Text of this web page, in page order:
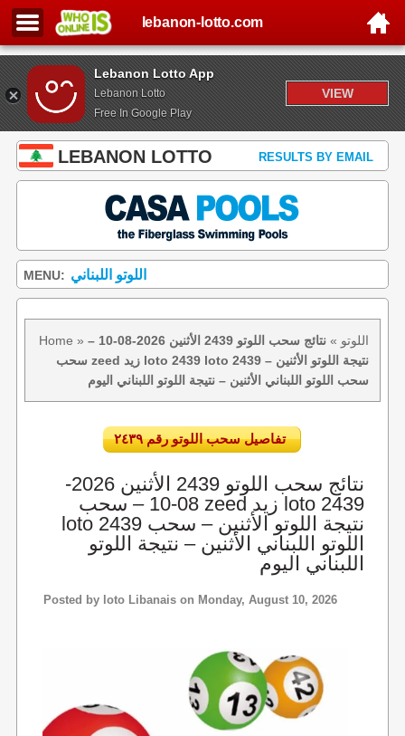
Lebanon Lotto App
Lebanon Lotto
Free In Google Play
VIEW
lebanon-lotto.com
LEBANON LOTTO RESULTS BY EMAIL
MENU: اللوتو اللبناني
Home » اللوتو »
نتائج سحب اللوتو 2439 الأثنين 2026-08-10 –
سحب zeed زيد loto 2439 loto 2439 نتيجة اللوتو الأثنين –
سحب اللوتو اللبناني الأثنين – نتيجة اللوتو اللبناني اليوم
تفاصيل سحب اللوتو رقم ٢٤٣٩
نتائج سحب اللوتو 2439 الأثنين 2026-
08-10 – سحب zeed زيد loto 2439
loto 2439 نتيجة اللوتو الأثنين – سحب
اللوتو اللبناني الأثنين – نتيجة اللوتو
اللبناني اليوم
Posted by loto Libanaison Monday, August 10, 2026